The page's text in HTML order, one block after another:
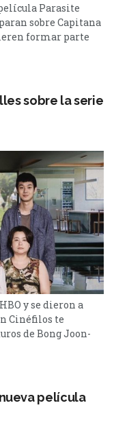
Parasite
sobre Capitana
formar parte
Las películas de
grande, y
Falcon...
sobre la serie
y se dieron a
Cinéfilos te
de Bong Joon-
nueva película, el
en la nueva serie
película